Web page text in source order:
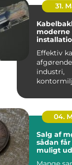
31.
moderne
Effektiv
industri,
mange
04.
Salg af
sådan
muligt